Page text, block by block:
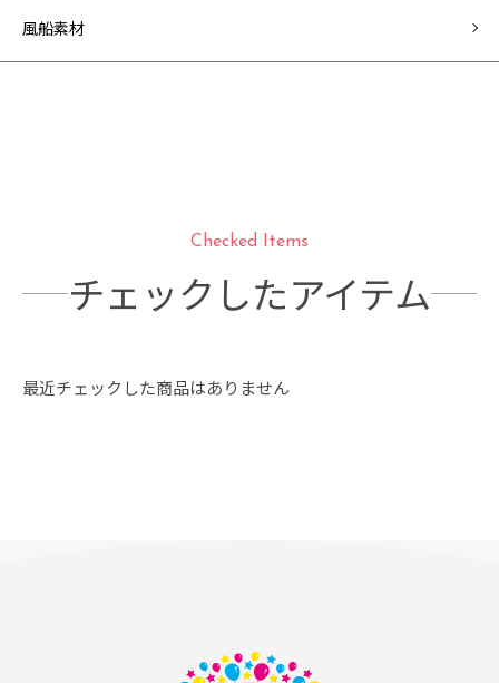
風船素材
Checked Items
チェックしたアイテム
最近チェックした商品はありません